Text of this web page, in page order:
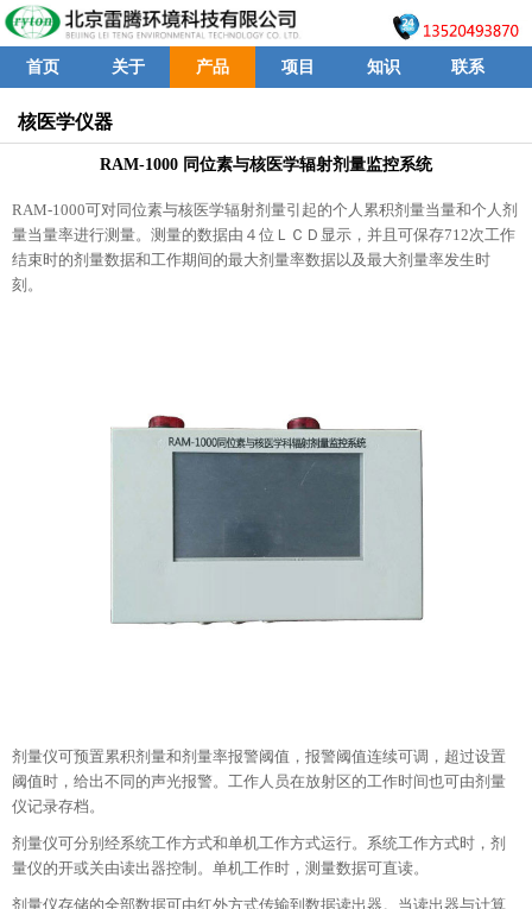
首页 关于 产品 项目 知识 联系
核医学仪器
RAM-1000 同位素与核医学辐射剂量监控系统
RAM-1000可对同位素与核医学辐射剂量引起的个人累积剂量当量和个人剂
量当量率进行测量。测量的数据由４位ＬＣＤ显示，并且可保存712次工作
结束时的剂量数据和工作期间的最大剂量率数据以及最大剂量率发生时
刻。
剂量仪可预置累积剂量和剂量率报警阈值，报警阈值连续可调，超过设置
阈值时，给出不同的声光报警。工作人员在放射区的工作时间也可由剂量
仪记录存档。
剂量仪可分别经系统工作方式和单机工作方式运行。系统工作方式时，剂
量仪的开或关由读出器控制。单机工作时，测量数据可直读。
剂量仪存储的全部数据可由红外方式传输到数据读出器。当读出器与计算